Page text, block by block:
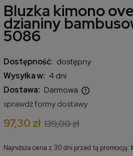
Bluzka kimono
dzianiny
5086
Dostępność: dostępny
Wysyłka w: 4 dni
Dostawa: Darmowa
Cena nie zawiera ewentualnych
sprawdź formy dostawy
97,30 zł 139,00 zł
Najniższa cena z 30 dni przed tą promocją: